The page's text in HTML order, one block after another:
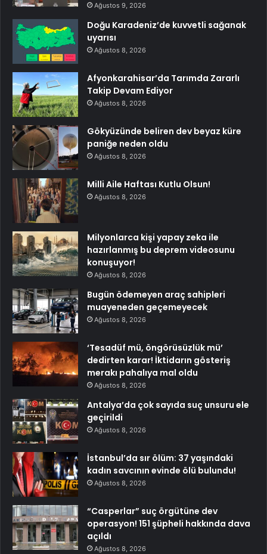
Ağustos 9, 2026
Doğu Karadeniz’de kuvvetli sağanak
uyarısı
Ağustos 8, 2026
Afyonkarahisar’da Tarımda Zararlı
Takip Devam Ediyor
Ağustos 8, 2026
Gökyüzünde beliren dev beyaz küre
paniğe neden oldu
Ağustos 8, 2026
Milli Aile Haftası Kutlu Olsun!
Ağustos 8, 2026
Milyonlarca kişi yapay zeka ile
hazırlanmış bu deprem videosunu
konuşuyor!
Ağustos 8, 2026
Bugün ödemeyen araç sahipleri
muayeneden geçemeyecek
Ağustos 8, 2026
‘Tesadüf mü, öngörüsüzlük mü’
dedirten karar! İktidarın gösteriş
merakı pahalıya mal oldu
Ağustos 8, 2026
Antalya’da çok sayıda suç unsuru ele
geçirildi
Ağustos 8, 2026
İstanbul’da sır ölüm: 37 yaşındaki
kadın savcının evinde ölü bulundu!
Ağustos 8, 2026
“Casperlar” suç örgütüne dev
operasyon! 151 şüpheli hakkında dava
açıldı
Ağustos 8, 2026